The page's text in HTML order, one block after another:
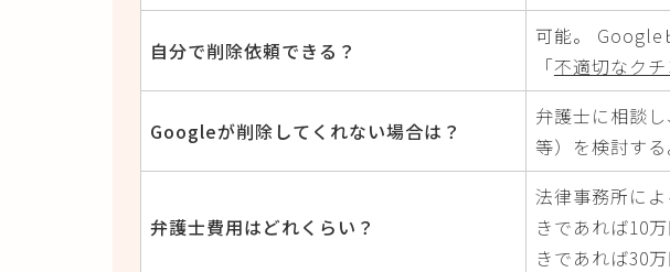
自分で削除依頼できる？
可能。 Google
「不適切なクチ
Googleが削除してくれない場合は？
弁護士に相談
等）を検討する
弁護士費用はどれくらい？
法律事務所に
きであれば10
きであれば30